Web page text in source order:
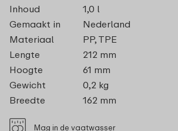
Inhoud
1,0 l
Gemaakt in
Nederland
Materiaal
PP, TPE
Lengte
212 mm
Hoogte
61 mm
Gewicht
0,2 kg
Breedte
162 mm
Mag in de vaatwasser